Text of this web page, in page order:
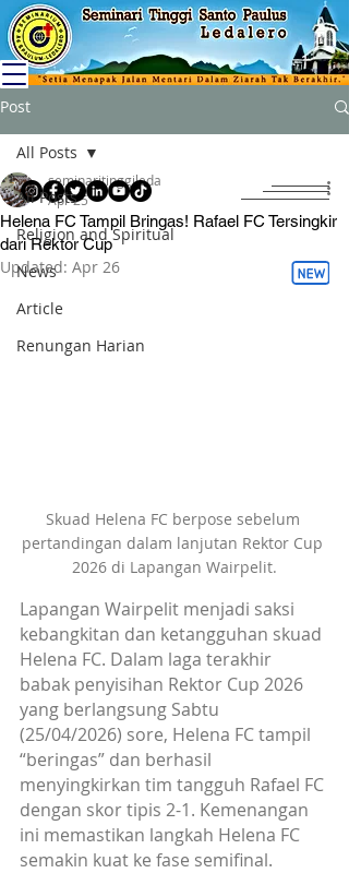
Post
All Posts
Religion and Spiritual
News
Article
Renungan Harian
All Posts
Helena FC Tampil Bringas! Rafael FC Tersingkir
dari Rektor Cup
seminaritinggileda
Apr 25
Updated: Apr 26
Skuad Helena FC berpose sebelum
pertandingan dalam lanjutan Rektor Cup
2026 di Lapangan Wairpelit.
Lapangan Wairpelit menjadi saksi
kebangkitan dan ketangguhan skuad
Helena FC. Dalam laga terakhir
babak penyisihan Rektor Cup 2026
yang berlangsung Sabtu
(25/04/2026) sore, Helena FC tampil
“beringas” dan berhasil
menyingkirkan tim tangguh Rafael FC
dengan skor tipis 2-1. Kemenangan
ini memastikan langkah Helena FC
semakin kuat ke fase semifinal.